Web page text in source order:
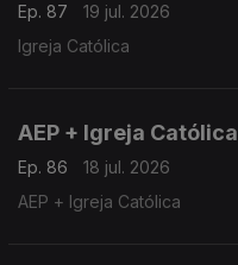
Ep. 87
19 jul. 2026
Igreja Católica
AEP + Igreja Católica
Ep. 86
18 jul. 2026
AEP + Igreja Católica